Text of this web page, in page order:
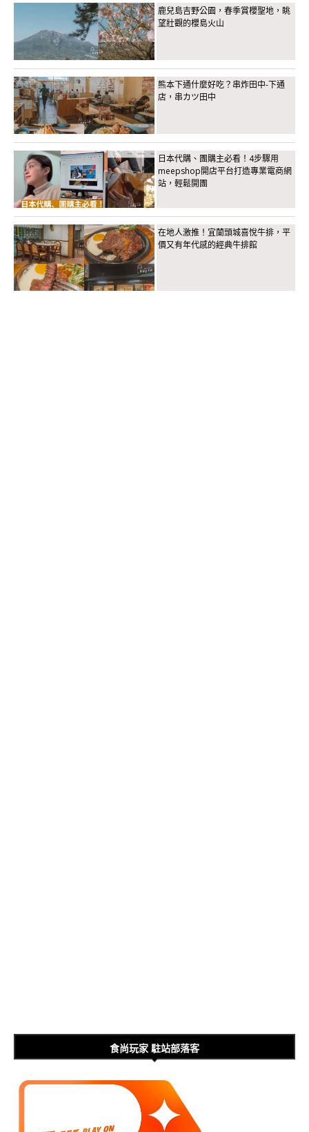
鹿兒島吉野公園，春季賞櫻聖地，眺
望壯觀的櫻島火山
熊本下通什麼好吃？串炸田中-下通
店，串カツ田中
日本代購、團購主必看！4步驟用
meepshop開店平台打造專業電商網
站，輕鬆開團
在地人激推！宜蘭頭城喜悅牛排，平
價又有年代感的經典牛排館
食尚玩家 駐站部落客